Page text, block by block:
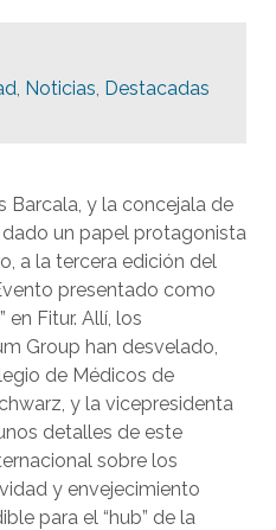
, Noticias, Destacadas
Barcala, y la concejala de
un papel protagonista
a la tercera edición del
presentado como
en Fitur. Allí, los
Group han desvelado,
de Médicos de
y la vicepresidenta
detalles de este
sobre los
y envejecimiento
para el “hub” de la